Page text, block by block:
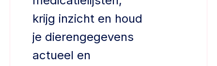
krijg inzicht en houd
je dierengegevens
actueel en